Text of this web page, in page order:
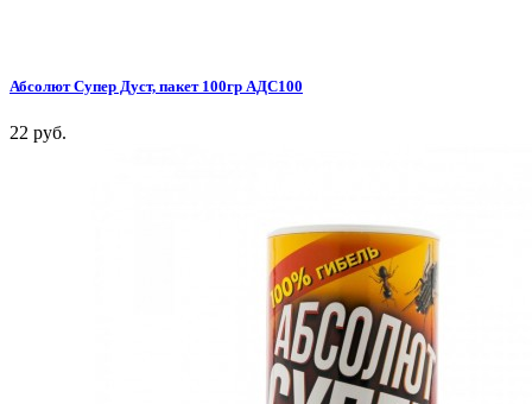
Абсолют Супер Дуст, пакет 100гр АДС100
22 руб.